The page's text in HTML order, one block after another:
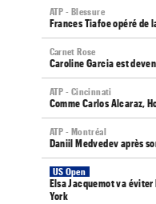
ATP - Blessure
Frances Tiafoe opéré de
Carnet Rose
Caroline Garcia est
ATP - Cincinnati
Comme Carlos Alcaraz,
ATP - Montréal
Daniil Medvedev après
US Open
Elsa Jacquemot va
York